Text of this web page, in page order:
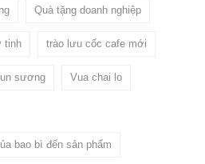
Quà tặng doanh nghiệp
tinh trào lưu cốc cafe mới
sương Vua chai lo
bao bì đến sản phẩm